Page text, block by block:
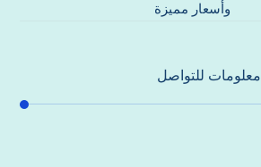
وأسعار مميزة
معلومات للتواصل